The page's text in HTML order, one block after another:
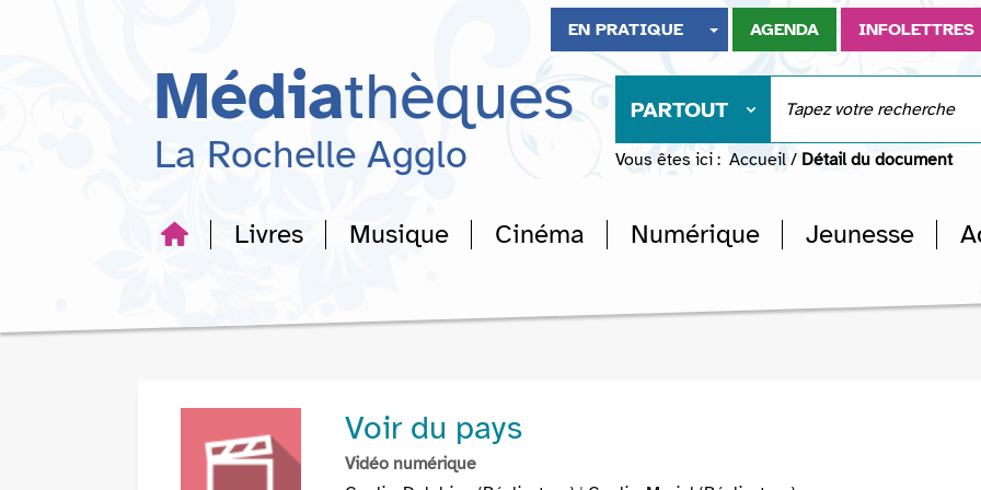
recherche
EN PRATIQUE AGENDA INFOLETTRES
Médiathèques
La Rochelle Agglo
PARTOUT
Vous êtes ici : Accueil / Détail du document
Livres Musique Cinéma Numérique Jeunesse
Voir du pays
Vidéo numérique